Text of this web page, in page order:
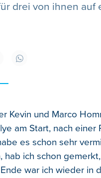
drei von ihnen auf
Kevin und Marco
am Start, nach einer
es schon sehr
ich schon
war ich wieder in